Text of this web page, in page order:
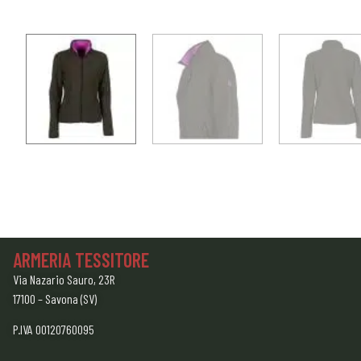
ARMERIA TESSITORE
Via Nazario Sauro, 23R
17100 – Savona (SV)
P.IVA 00120760095